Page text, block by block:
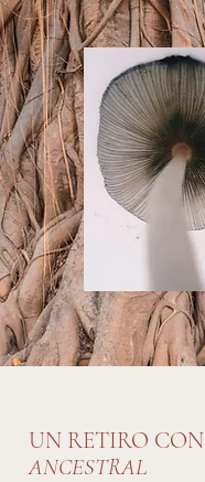
UN RETIRO CON
ANCESTRAL